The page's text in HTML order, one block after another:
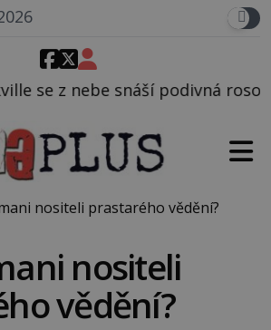
rosolovitá látka
nositeli prastarého vědění?
nositeli
vědění?